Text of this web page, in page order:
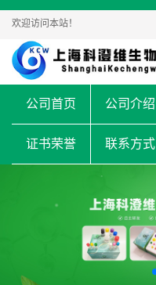
欢迎访问本站！
公司首页 公司介绍
证书荣誉 联系方式